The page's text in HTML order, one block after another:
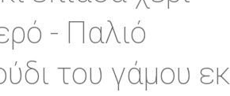
- Παλιό
του γάμου εκ